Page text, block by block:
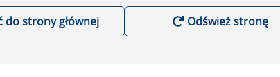
do strony głównej Odśwież stronę